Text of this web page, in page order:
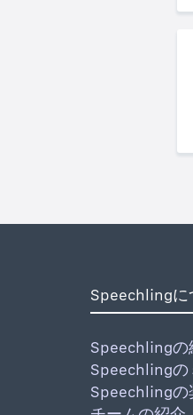
Speechlingに
Speechlingの
Speechlingの
Speechlingの